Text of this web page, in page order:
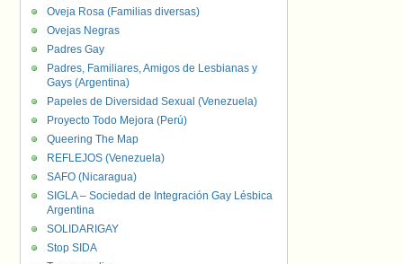
Oveja Rosa (Familias diversas)
Ovejas Negras
Padres Gay
Padres, Familiares, Amigos de Lesbianas y
Gays (Argentina)
Papeles de Diversidad Sexual (Venezuela)
Proyecto Todo Mejora (Perú)
Queering The Map
REFLEJOS (Venezuela)
SAFO (Nicaragua)
SIGLA – Sociedad de Integración Gay Lésbica
Argentina
SOLIDARIGAY
Stop SIDA